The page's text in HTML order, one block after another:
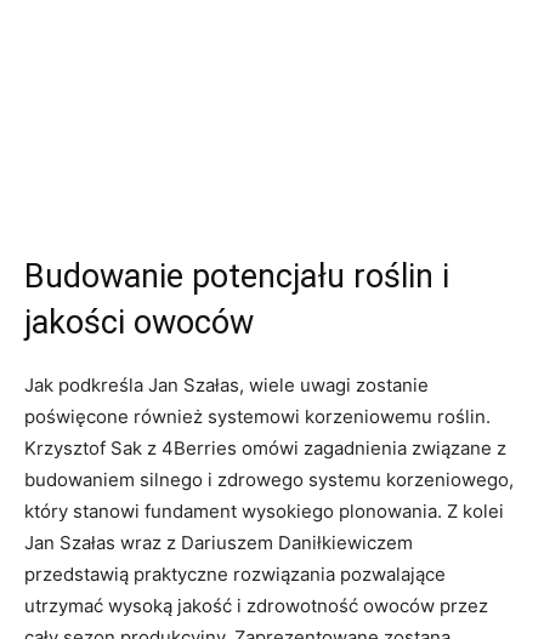
Budowanie potencjału roślin i
jakości owoców
Jak podkreśla Jan Szałas, wiele uwagi zostanie
poświęcone również systemowi korzeniowemu roślin.
Krzysztof Sak z 4Berries omówi zagadnienia związane z
budowaniem silnego i zdrowego systemu korzeniowego,
który stanowi fundament wysokiego plonowania. Z kolei
Jan Szałas wraz z Dariuszem Daniłkiewiczem
przedstawią praktyczne rozwiązania pozwalające
utrzymać wysoką jakość i zdrowotność owoców przez